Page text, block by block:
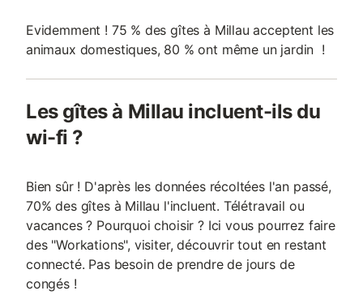
Evidemment ! 75 % des gîtes à Millau acceptent les
animaux domestiques, 80 % ont même un jardin !
Les gîtes à Millau incluent-ils du
wi-fi ?
Bien sûr ! D'après les données récoltées l'an passé,
70% des gîtes à Millau l'incluent. Télétravail ou
vacances ? Pourquoi choisir ? Ici vous pourrez faire
des "Workations", visiter, découvrir tout en restant
connecté. Pas besoin de prendre de jours de
congés !